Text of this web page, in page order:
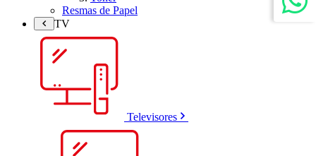
Resmas de Papel
TV
Televisores